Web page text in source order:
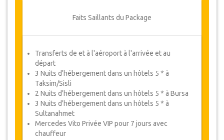
DeuxNuits
Almira Bursa / Sheraton Bursa / Crown
Plaza Bursa
Nuitée
6 - 7 & 8
TroisNuits
Hôtels5* àSultanahmet
Petit déjeuner inclus
Le luxueux Levni Hotel & Spa ou le Sura
Faits Saillants du Package
Transferts de et à l'aéroport à l'arrivée et au
départ
3 Nuits d'hébergement dans un hôtels 5 * à
Taksim/Sisli
2 Nuits d'hébergement dans un hôtels 5 * à Bursa
3 Nuits d'hébergement dans un hôtels 5 * à
Sultanahmet
Mercedes Vito Privée VIP pour 7 jours avec
chauffeur